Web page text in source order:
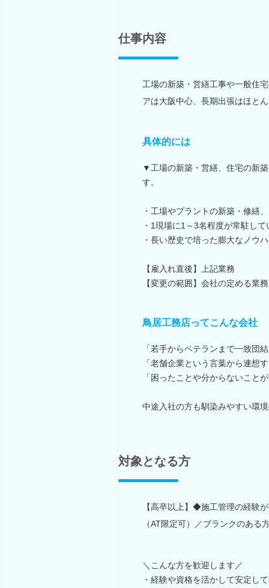
仕事内容
工場の新築・営繕工事や一般住
アは大阪中心、長期出張はほと
具体的には
▼工場の新築・営繕、住宅の新
す。
・工場やプラントの新築・修繕
・1現場に1～3名程度が常駐して
・長い歴史で培った膨大なノウ
【雇入れ直後】上記業務
【変更の範囲】会社の定める業務
鳥居工務店ってこんな会社
「若手からベテランまで一致団
「老舗企業という言葉から連想
「困ったことや分からないこと
中途入社の方も馴染みやすい環
対象となる方
【高卒以上】◆施工管理の経験
（AT限定可）／ブランクのある
＼こんな方を歓迎します／
・経験や資格を活かして安定し